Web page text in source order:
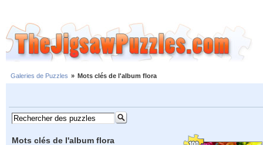
Galeries de Puzzles » Mots clés de l'album flora
Mots clés de l'album flora